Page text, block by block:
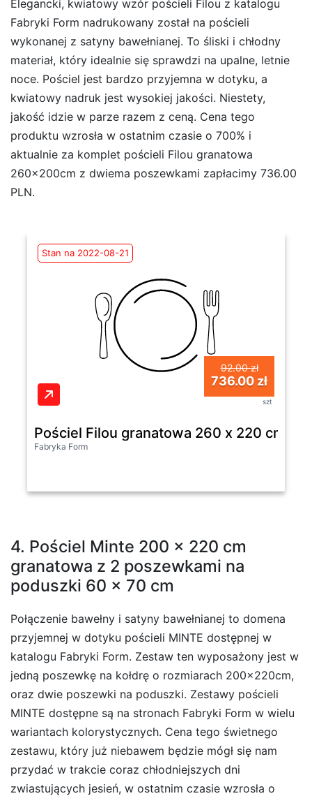
Elegancki, kwiatowy wzór pościeli Filou z katalogu
Fabryki Form nadrukowany został na pościeli
wykonanej z satyny bawełnianej. To śliski i chłodny
materiał, który idealnie się sprawdzi na upalne, letnie
noce. Pościel jest bardzo przyjemna w dotyku, a
kwiatowy nadruk jest wysokiej jakości. Niestety,
jakość idzie w parze razem z ceną. Cena tego
produktu wzrosła w ostatnim czasie o 700% i
aktualnie za komplet pościeli Filou granatowa
260x200cm z dwiema poszewkami zapłacimy 736.00
PLN.
Stan na 2022-08-21
92.00 zł
736.00 zł
szt
Pościel Filou granatowa 260 x 220 cm z
Fabryka Form
4. Pościel Minte 200 x 220 cm
granatowa z 2 poszewkami na
poduszki 60 x 70 cm
Połączenie bawełny i satyny bawełnianej to domena
przyjemnej w dotyku pościeli MINTE dostępnej w
katalogu Fabryki Form. Zestaw ten wyposażony jest w
jedną poszewkę na kołdrę o rozmiarach 200x220cm,
oraz dwie poszewki na poduszki. Zestawy pościeli
MINTE dostępne są na stronach Fabryki Form w wielu
wariantach kolorystycznych. Cena tego świetnego
zestawu, który już niebawem będzie mógł się nam
przydać w trakcie coraz chłodniejszych dni
zwiastujących jesień, w ostatnim czasie wzrosła o